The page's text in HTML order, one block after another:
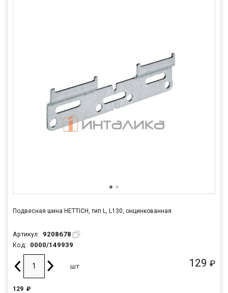
Подвесная шина HETTICH, тип L, L130, онцинкованная
Артикул: 9208678
Код: 0000/149939
129 ₽
шт
129 ₽